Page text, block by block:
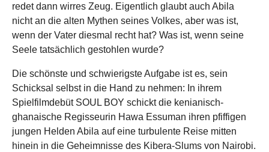
redet dann wirres Zeug. Eigentlich glaubt auch Abila
nicht an die alten Mythen seines Volkes, aber was ist,
wenn der Vater diesmal recht hat? Was ist, wenn seine
Seele tatsächlich gestohlen wurde?
Die schönste und schwierigste Aufgabe ist es, sein
Schicksal selbst in die Hand zu nehmen: In ihrem
Spielfilmdebüt SOUL BOY schickt die kenianisch-
ghanaische Regisseurin Hawa Essuman ihren pfiffigen
jungen Helden Abila auf eine turbulente Reise mitten
hinein in die Geheimnisse des Kibera-Slums von Nairobi.